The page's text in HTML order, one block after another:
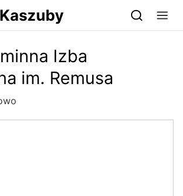
Izba
im. Remusa